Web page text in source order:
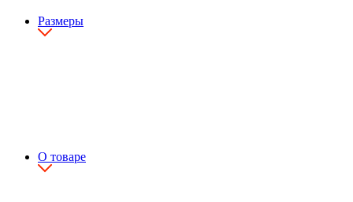
Размеры
О товаре